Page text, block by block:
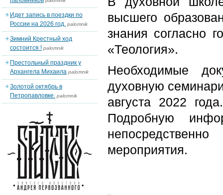
высшего
знания согласно
«Теология».
Необходимые
духовную
августа 2022
Подробную
мероприятия.
Идет запись в поездки по
России на 2026 год. palomnik
Зимний Крестный ход
состоится ! palomnik
Престольный праздник у
Архангела Михаила palomnik
Золотой октябрь в
Петропавловке. palomnik